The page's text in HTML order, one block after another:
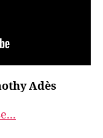
Adès